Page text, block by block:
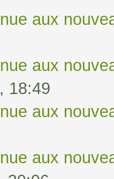
aux
aux
18:49
aux
aux